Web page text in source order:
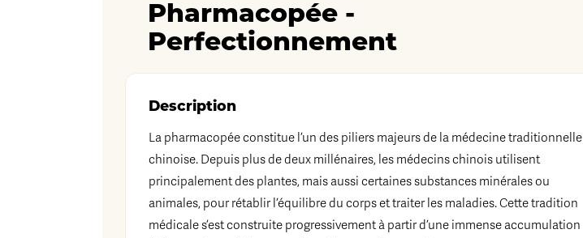
Pharmacopée -
Perfectionnement
Description
La pharmacopée constitue l’un des piliers majeurs de la médecine traditionnelle
chinoise. Depuis plus de deux millénaires, les médecins chinois utilisent
principalement des plantes, mais aussi certaines substances minérales ou
animales, pour rétablir l’équilibre du corps et traiter les maladies. Cette tradition
médicale s’est construite progressivement à partir d’une immense accumulation